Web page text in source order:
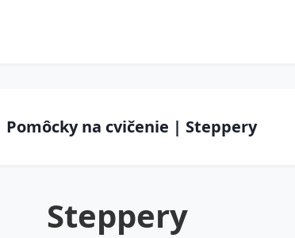
na cvičenie | Steppery
Steppery